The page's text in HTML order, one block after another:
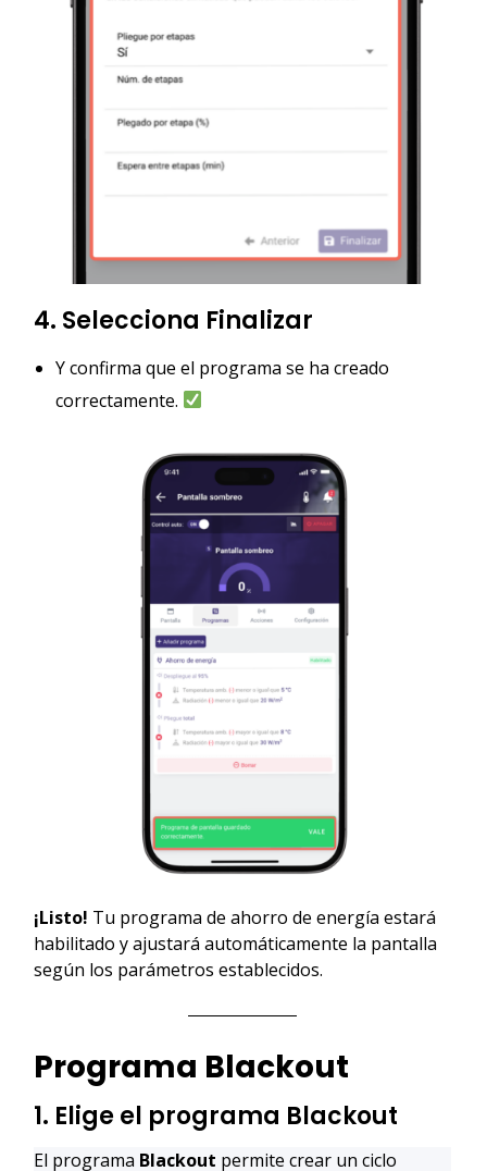
4. Selecciona Finalizar
Y confirma que el programa se ha creado
correctamente.
¡Listo! Tu programa de ahorro de energía estará
habilitado y ajustará automáticamente la pantalla
según los parámetros establecidos.
Programa Blackout
1. Elige el programa Blackout
El programa Blackout permite crear un ciclo